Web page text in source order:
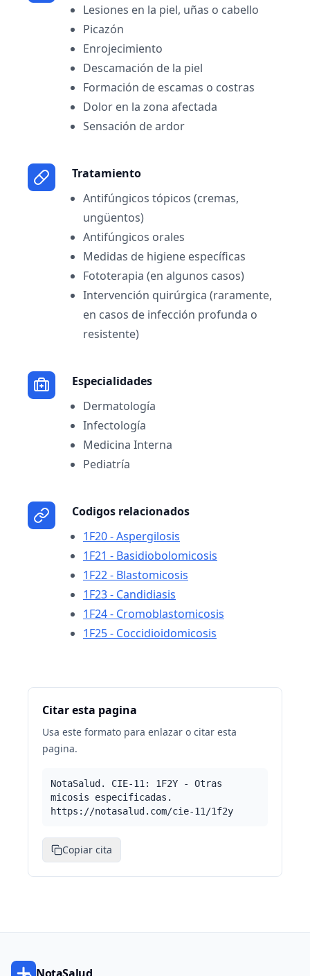
Lesiones en la piel, uñas o cabello
Picazón
Enrojecimiento
Descamación de la piel
Formación de escamas o costras
Dolor en la zona afectada
Sensación de ardor
Tratamiento
Antifúngicos tópicos (cremas,
ungüentos)
Antifúngicos orales
Medidas de higiene específicas
Fototerapia (en algunos casos)
Intervención quirúrgica (raramente,
en casos de infección profunda o
resistente)
Especialidades
Dermatología
Infectología
Medicina Interna
Pediatría
Codigos relacionados
1F20 - Aspergilosis
1F21 - Basidiobolomicosis
1F22 - Blastomicosis
1F23 - Candidiasis
1F24 - Cromoblastomicosis
1F25 - Coccidioidomicosis
Citar esta pagina
Usa este formato para enlazar o citar esta
pagina.
NotaSalud. CIE-11: 1F2Y - Otras
micosis especificadas.
https://notasalud.com/cie-11/1f2y
Copiar cita